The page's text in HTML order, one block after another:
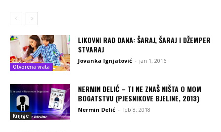
Otvorena vrata
LIKOVNI RAD DANA: ŠARAJ, ŠARAJ I DŽEMPER
STVARAJ
Jovanka Ignjatović - jan 1, 2016
Knjige
NERMIN DELIĆ – TI NE ZNAŠ NIŠTA O MOM
BOGATSTVU (PJESNIKOVE BJELINE, 2013)
Nermin Delić - feb 8, 2018